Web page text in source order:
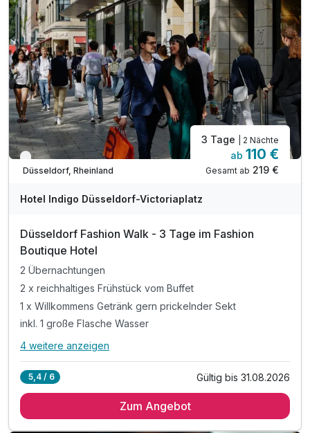
exkl. City Tax
Nur noch bis August
Düsseldorf, Rheinland
3 Tage | 2 Nächte
ab 110 €
Gesamt ab 219 €
Hotel Indigo Düsseldorf-Victoriaplatz
Düsseldorf Fashion Walk - 3 Tage im Fashion
Boutique Hotel
2 Übernachtungen
2 x reichhaltiges Frühstück vom Buffet
1 x Willkommens Getränk gern prickelnder Sekt
inkl. 1 große Flasche Wasser
Alle Inklusivleistungen
2 x reichhaltiges Frühstück vom Buffet
4 weitere anzeigen
5,4 / 6 Gültig bis 31.08.2026
Zum Angebot